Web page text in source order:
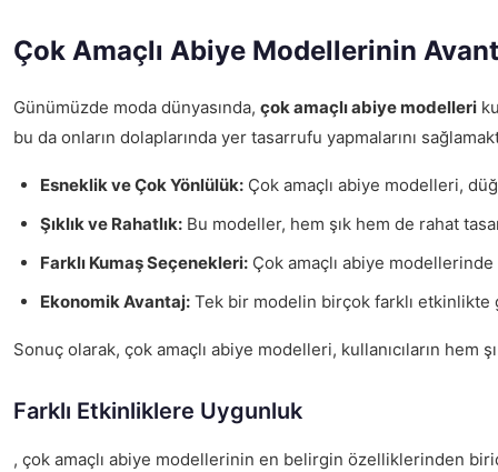
Çok Amaçlı Abiye Modellerinin
Günümüzde moda dünyasında, çok amaçlı abiye modelleri
bu da onların dolaplarında yer tasarrufu yapmalarını
Esneklik ve Çok Yönlülük: Çok amaçlı abiye modelleri,
Şıklık ve Rahatlık: Bu modeller, hem şık hem de rahat
Farklı Kumaş Seçenekleri: Çok amaçlı abiye
Ekonomik Avantaj: Tek bir modelin birçok farklı etkinlikte
Sonuç olarak, çok amaçlı abiye modelleri, kullanıcıların
Farklı Etkinliklere Uygunluk
, çok amaçlı abiye modellerinin en belirgin özelliklerinden